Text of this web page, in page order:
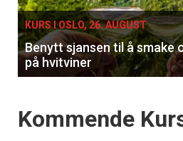
KURS I OSLO, 26. AUGUST
Benytt sjansen til å smake
på hvitviner
Events
Kommende